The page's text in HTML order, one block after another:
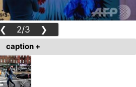
❮ 2/3 ❯
caption +